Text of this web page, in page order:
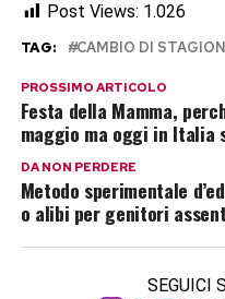
Post Views: 1.026
TAG: CAMBIO DI
PROSSIMO ARTICOLO
Festa della Mamma,
maggio ma oggi in Italia
DA NON PERDERE
Metodo sperimentale
o alibi per genitori
SEGUICI